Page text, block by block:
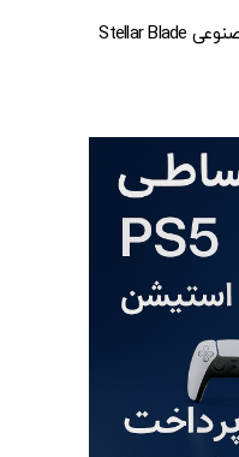
جنجال موزیک ویدیوی هوش مصنوعی Stellar Blade